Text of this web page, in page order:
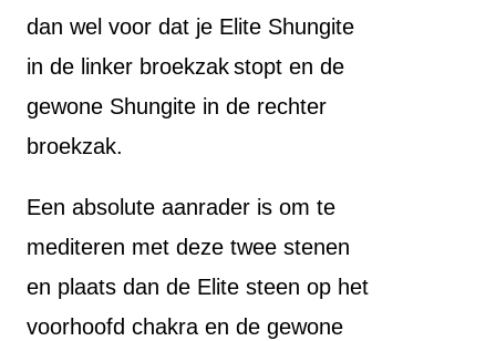
dan wel voor dat je Elite Shungite
in de linker broekzakstopt en de
gewone Shungite in de rechter
broekzak.
Een absolute aanrader is om te
mediteren met deze twee stenen
en plaats dan de Elite steen op het
voorhoofd chakra en de gewone